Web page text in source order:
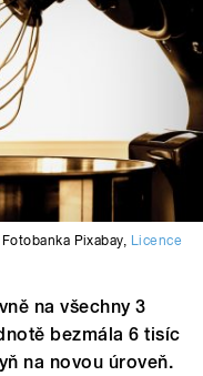
Fotobanka Pixabay, Licence
na všechny 3
bezmála 6 tisíc
na novou úroveň.